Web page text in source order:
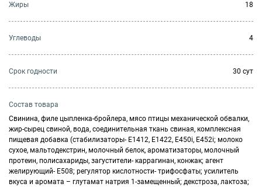
Жиры 18
Углеводы 4
Cрок годности 30 сут
Состав товара
Свинина, филе цыпленка-бройлера, мясо птицы механической обвалки,
жир-сырец свиной, вода, соединительная ткань свиная, комплексная
пищевая добавка (стабилизаторы- Е1412, Е1422, Е450i, Е452i; молоко
сухое, мальтодекстрин, молочный белок, ароматизаторы, молочный
протеин, полисахариды, загустители- каррагинан, конжак; агент
желирующий- Е508; регулятор кислотности- трифосфаты; усилитель
вкуса и аромата – глутамат натрия 1-замещенный; декстроза, лактоза;